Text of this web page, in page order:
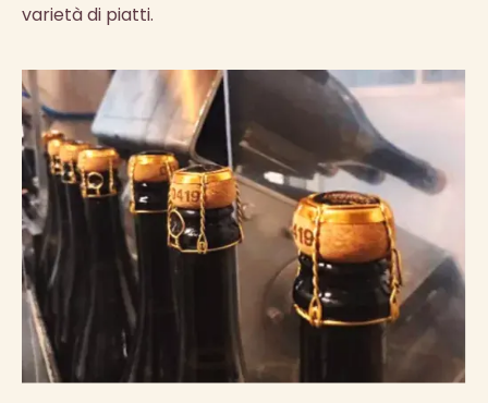
varietà di piatti.